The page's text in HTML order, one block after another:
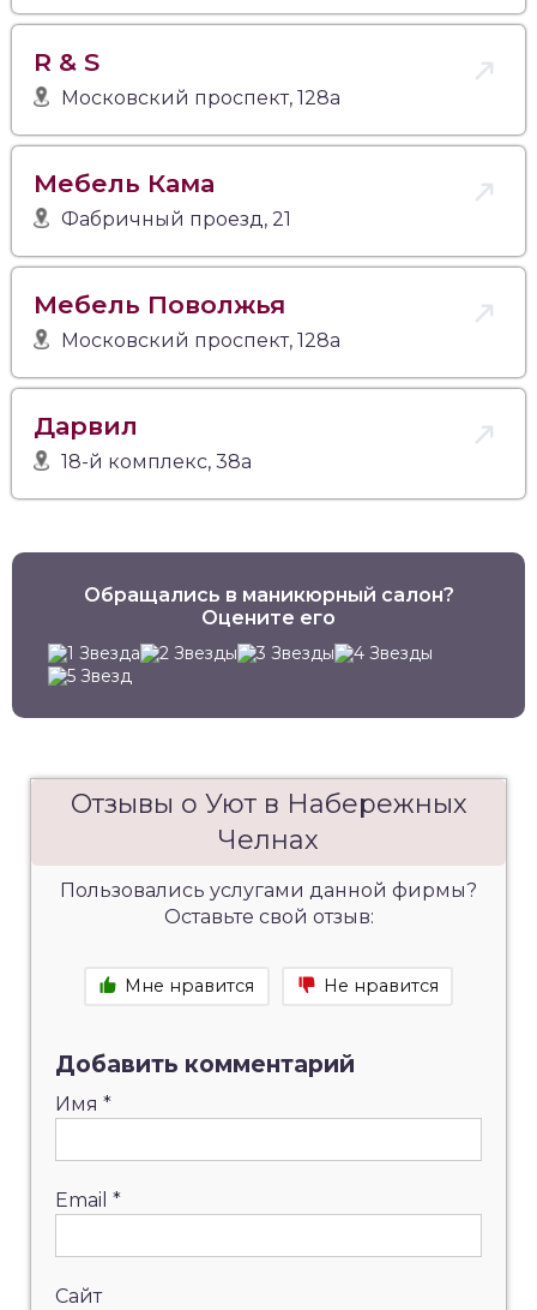
R & S
Московский проспект, 128а
Мебель Кама
Фабричный проезд, 21
Мебель Поволжья
Московский проспект, 128а
Дарвил
18-й комплекс, 38а
Обращались в маникюрный салон?
Оцените его
Отзывы о Уют в Набережных
Челнах
Пользовались услугами данной фирмы?
Оставьте свой отзыв:
Мне нравится Не нравится
Добавить комментарий
Имя *
Email *
Сайт